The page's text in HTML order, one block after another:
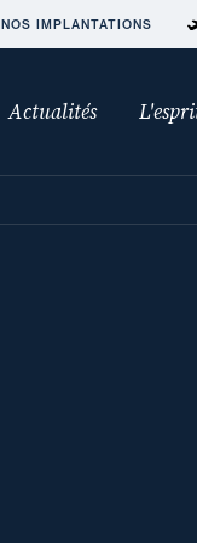
NOS IMPLANTATIONS
Actualités